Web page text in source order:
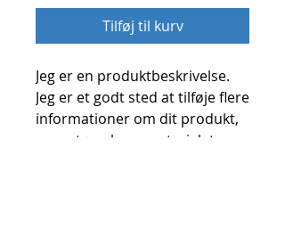
Tilføj til kurv
Jeg er en produktbeskrivelse.
Jeg er et godt sted at tilføje flere
informationer om dit produkt,
som størrelsen, materialet,